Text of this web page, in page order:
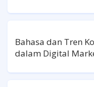
Bahasa dan Tren
dalam Digital